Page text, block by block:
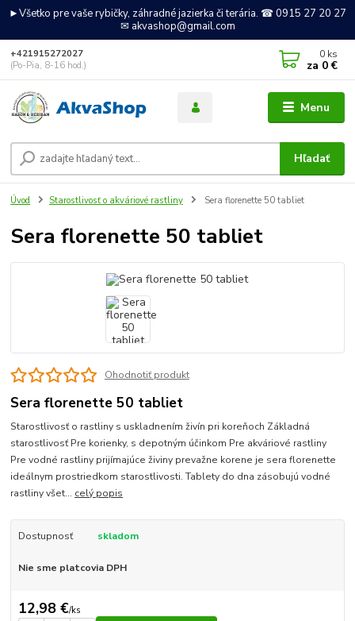
►Všetko pre vaše rybičky, záhradné jazierka či terária. ☎ 0915 27 20 27
✉ akvashop@gmail.com
Menu
Hľadať
+421915272027
(Po-Pia, 8-16 hod.)
0 ks
za 0 €
Úvod Starostlivosť o akváriové rastliny Sera florenette 50 tabliet
Sera florenette 50 tabliet
Ohodnotiť produkt
Sera florenette 50 tabliet
Starostlivosť o rastliny s uskladnením živín pri koreňoch Základná
starostlivosť Pre korienky, s depotným účinkom Pre akváriové rastliny
Pre vodné rastliny prijímajúce živiny prevažne korene je sera florenette
ideálnym prostriedkom starostlivosti. Tablety do dna zásobujú vodné
rastliny všet... celý popis
Dostupnosť skladom
Nie sme platcovia DPH
12,98 €/ks